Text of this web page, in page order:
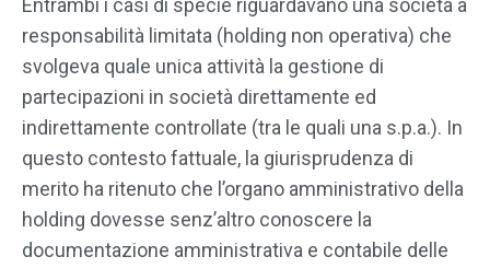
Entrambi i casi di specie riguardavano una società a
responsabilità limitata (holding non operativa) che
svolgeva quale unica attività la gestione di
partecipazioni in società direttamente ed
indirettamente controllate (tra le quali una s.p.a.). In
questo contesto fattuale, la giurisprudenza di
merito ha ritenuto che l’organo amministrativo della
holding dovesse senz’altro conoscere la
documentazione amministrativa e contabile delle